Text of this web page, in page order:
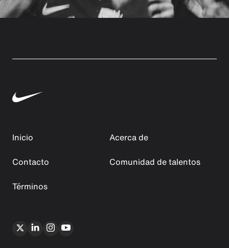
Inicio
Acerca de
Contacto
Comunidad de talentos
Términos